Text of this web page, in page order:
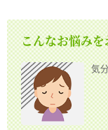
こんなお悩み
気